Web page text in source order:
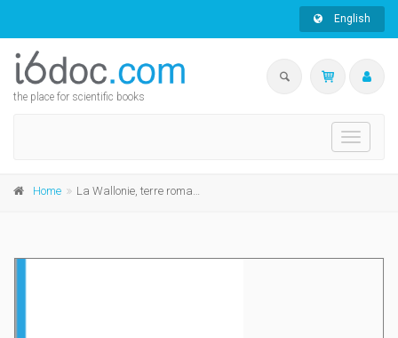
English
the place for scientific books
Toggle
Home La Wallonie, terre romane